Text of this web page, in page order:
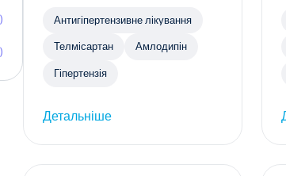
Антигіпертензивне лікування
Телмісартан Амлодипін
Гіпертензія
Детальніше